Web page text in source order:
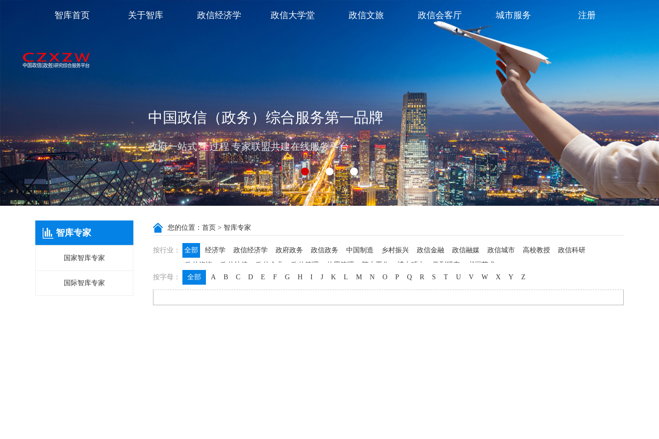
中国政信（政务）综合服务第一品牌
保就业 稳民生 促发展 定制解决方案
智库首页 关于智库 政信经济学 政信大学堂 政信文旅 政信会客厅 城市服务 注册
智库专家
国家智库专家
国际智库专家
您的位置： 首页 > 智库专家
按行业： 全部 经济学 政信经济学 政府政务 政信政务 中国制造 乡村振兴 政信金融 政信融媒 政信城市 高校教授
政信科研
政信咨询
政信法律 政信企业 政信管理 信用管理 院士工作 博士硕士 马列研究
书画艺术
按字母：
全部 A B C D E F G H I J K L M N O P Q R S T U V W X Y Z